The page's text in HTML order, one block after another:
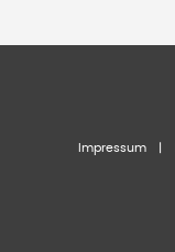
Impressum